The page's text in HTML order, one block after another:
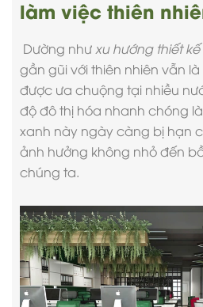
làm việc thiên
Dường như xu hướng thiết
gần gũi với thiên nhiên vẫn
được ưa chuộng tại nhiều
độ đô thị hóa nhanh chóng
xanh này ngày càng bị hạn
ảnh hưởng không nhỏ đến
chúng ta.